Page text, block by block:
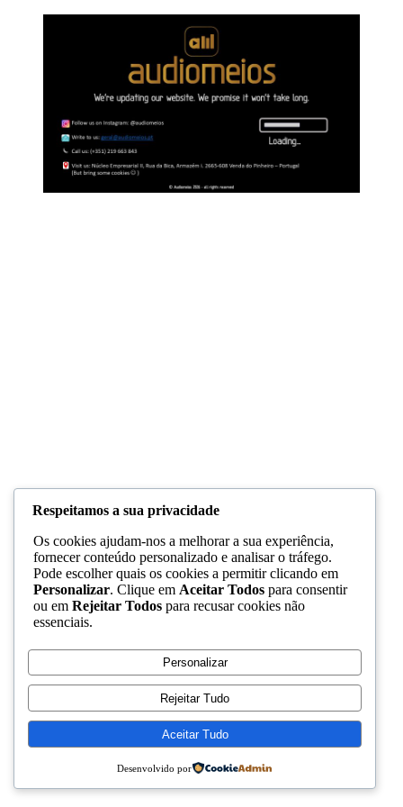
Respeitamos a sua privacidade
Os cookies ajudam-nos a melhorar a sua experiência,
fornecer conteúdo personalizado e analisar o tráfego.
Pode escolher quais os cookies a permitir clicando em
Personalizar. Clique em Aceitar Todos para consentir
ou em Rejeitar Todos para recusar cookies não
essenciais.
Personalizar
Rejeitar Tudo
Aceitar Tudo
Desenvolvido por